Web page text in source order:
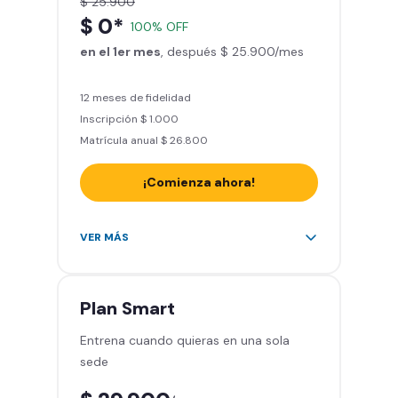
Actívate y baila
Acceso a todas las áreas del
gimnasio - peso libre, peso
grupales
$ 0* 100% OFF
en el 1er mes , después $ 25.900/mes
12 meses de fidelidad
Inscripción $ 1.000
Matrícula anual $ 26.800
¡Comienza ahora!
Acceso a más de 2.000 gimnasios
1 Pase VIP de 15 días para un amigo
Smart Fit app – Tu plan de
entrenamiento personalizado
VER MÁS
Plan Smart
Entrena cuando quieras en una sola
sede